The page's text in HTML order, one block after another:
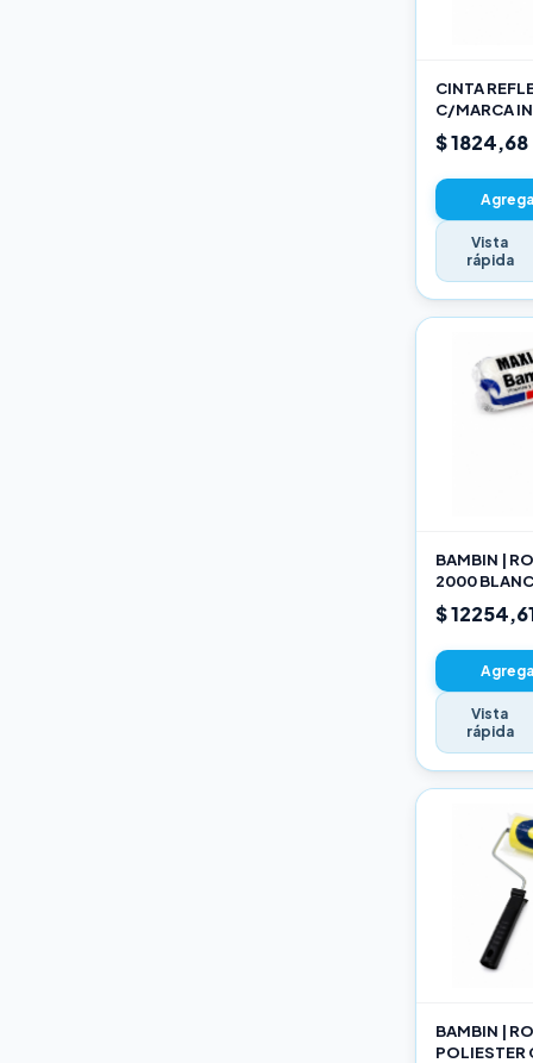
CINTA
C/MARCA
$ 1824,68
Vista
rápida
BAMBIN |
2000
$
Vista
rápida
BAMBIN |
POLIESTER